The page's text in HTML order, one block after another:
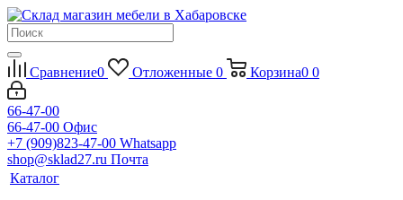
Сравнение0 Отложенные 0 Корзина0 0
66-47-00
66-47-00 Офис
+7 (909)823-47-00 Whatsapp
shop@sklad27.ru Почта
Каталог